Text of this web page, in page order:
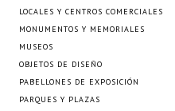
LOCALES Y CENTROS COMERCIALES
MONUMENTOS Y MEMORIALES
MUSEOS
OBJETOS DE DISEÑO
PABELLONES DE EXPOSICIÓN
PARQUES Y PLAZAS